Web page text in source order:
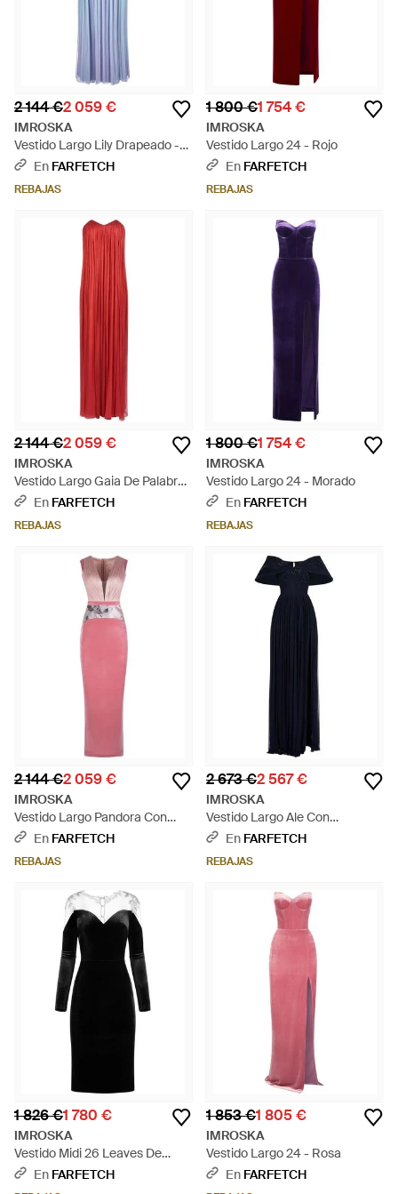
2 144 €2 059 €
IMROSKA
Vestido Largo Lily Drapeado -
AzulEn FARFETCH
REBAJAS
1 800 €1 754 €
IMROSKA
Vestido Largo 24 - Rojo
En FARFETCH
REBAJAS
2 144 €2 059 €
IMROSKA
Vestido Largo Gaia De Palabra
De Honor - Rojo
En FARFETCH
REBAJAS
1 800 €1 754 €
IMROSKA
Vestido Largo 24 - Morado
En FARFETCH
REBAJAS
2 144 €2 059 €
IMROSKA
Vestido Largo Pandora Con
Detalle Floral - Rosa
En FARFETCH
REBAJAS
2 673 €2 567 €
IMROSKA
Vestido Largo Ale Con
Hombros Descubiertos - Azul
En FARFETCH
REBAJAS
1 826 €1 780 €
IMROSKA
Vestido Midi 26 Leaves De
Terciopelo - Negro
En FARFETCH
1 853 €1 805 €
IMROSKA
Vestido Largo 24 - Rosa
En FARFETCH